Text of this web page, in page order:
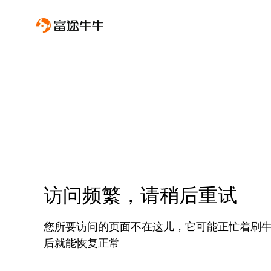
访问频繁，请稍后重试
您所要访问的页面不在这儿，它可能正忙着刷
后就能恢复正常